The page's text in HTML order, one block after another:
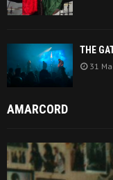
THE
31
AMARCORD